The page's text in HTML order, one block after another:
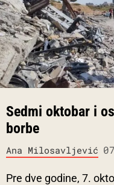
Sedmi oktobar i
borbe
Ana Milosavljević
Pre dve godine, 7.